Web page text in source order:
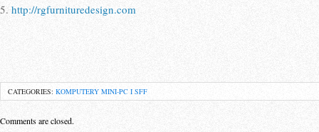
5. http://rgfurnituredesign.com
CATEGORIES: KOMPUTERY MINI-PC I SFF
Comments are closed.